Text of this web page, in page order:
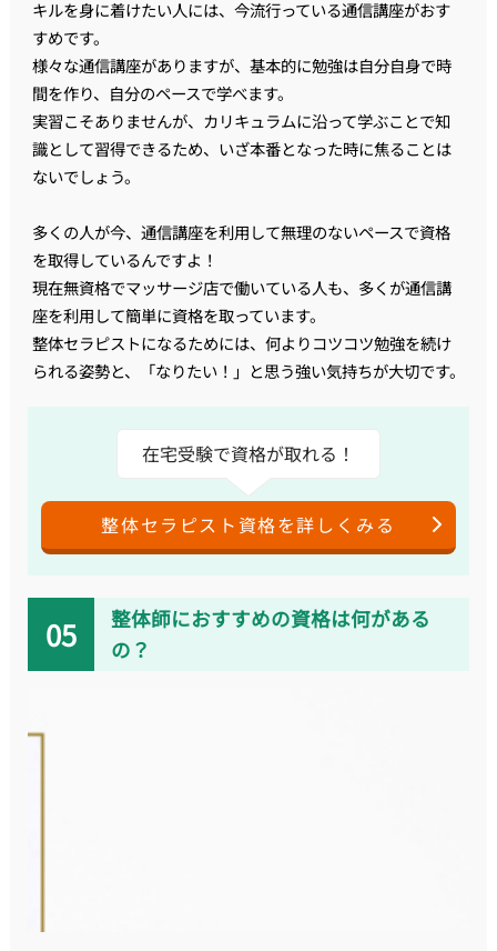
キルを身に着けたい人には、今流行っている通信講座がおす
すめです。
様々な通信講座がありますが、基本的に勉強は自分自身で時
間を作り、自分のペースで学べます。
実習こそありませんが、カリキュラムに沿って学ぶことで知
識として習得できるため、いざ本番となった時に焦ることは
ないでしょう。
多くの人が今、通信講座を利用して無理のないペースで資格
を取得しているんですよ！
現在無資格でマッサージ店で働いている人も、多くが通信講
座を利用して簡単に資格を取っています。
整体セラピストになるためには、何よりコツコツ勉強を続け
られる姿勢と、「なりたい！」と思う強い気持ちが大切です。
在宅受験で資格が取れる！
整体セラピスト資格を詳しくみる
整体師におすすめの資格は何がある
の？